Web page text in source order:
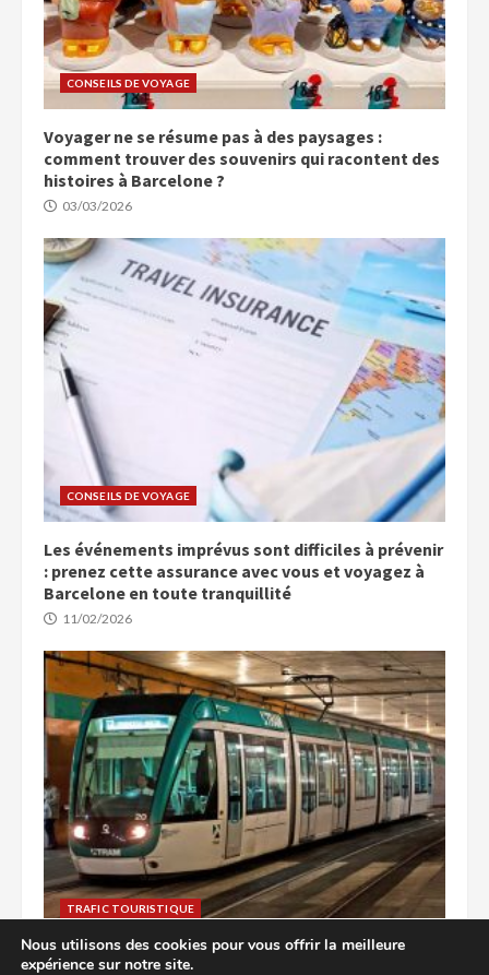
CONSEILS DE VOYAGE
Voyager ne se résume pas à des paysages :
comment trouver des souvenirs qui racontent des
histoires à Barcelone ?
03/03/2026
CONSEILS DE VOYAGE
Les événements imprévus sont difficiles à prévenir
: prenez cette assurance avec vous et voyagez à
Barcelone en toute tranquillité
11/02/2026
TRAFIC TOURISTIQUE
Explorez Barcelone : accès facile aux attractions
Nous utilisons des cookies pour vous offrir la meilleure
expérience sur notre site.